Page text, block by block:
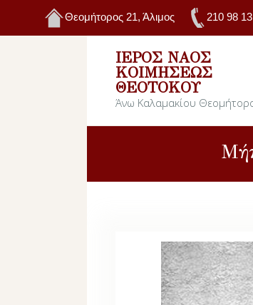
Θεομήτορος 21, Άλιμος 210 98
ΙΕΡΌΣ ΝΑΌΣ
ΚΟΙΜΉΣΕΩΣ
ΘΕΟΤΌΚΟΥ
Άνω Καλαμακίου